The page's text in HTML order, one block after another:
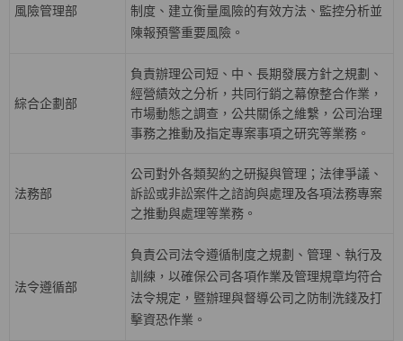
風險管理部
制度、建立衡量風險的有效方法、監控分析並
陳報預警重要風險。
綜合企劃部
負責辦理公司短、中、長期發展方針之規劃、
經營績效之分析，共同行銷之幕僚整合作業，
巿場動態之調查，公共關係之維繫，公司治理
事務之推動及指定專案事項之研究等業務。
法務部
公司對外各類契約之研擬與管理；法律爭議、
訴訟或非訟案件之諮詢與處理及各項法務專案
之推動與處理等業務。
法令遵循部
負責公司法令遵循制度之規劃、管理、執行及
訓練，以確保公司各項作業及管理規章均符合
法令規定，暨辦理與督導公司之防制洗錢及打
擊資恐作業。